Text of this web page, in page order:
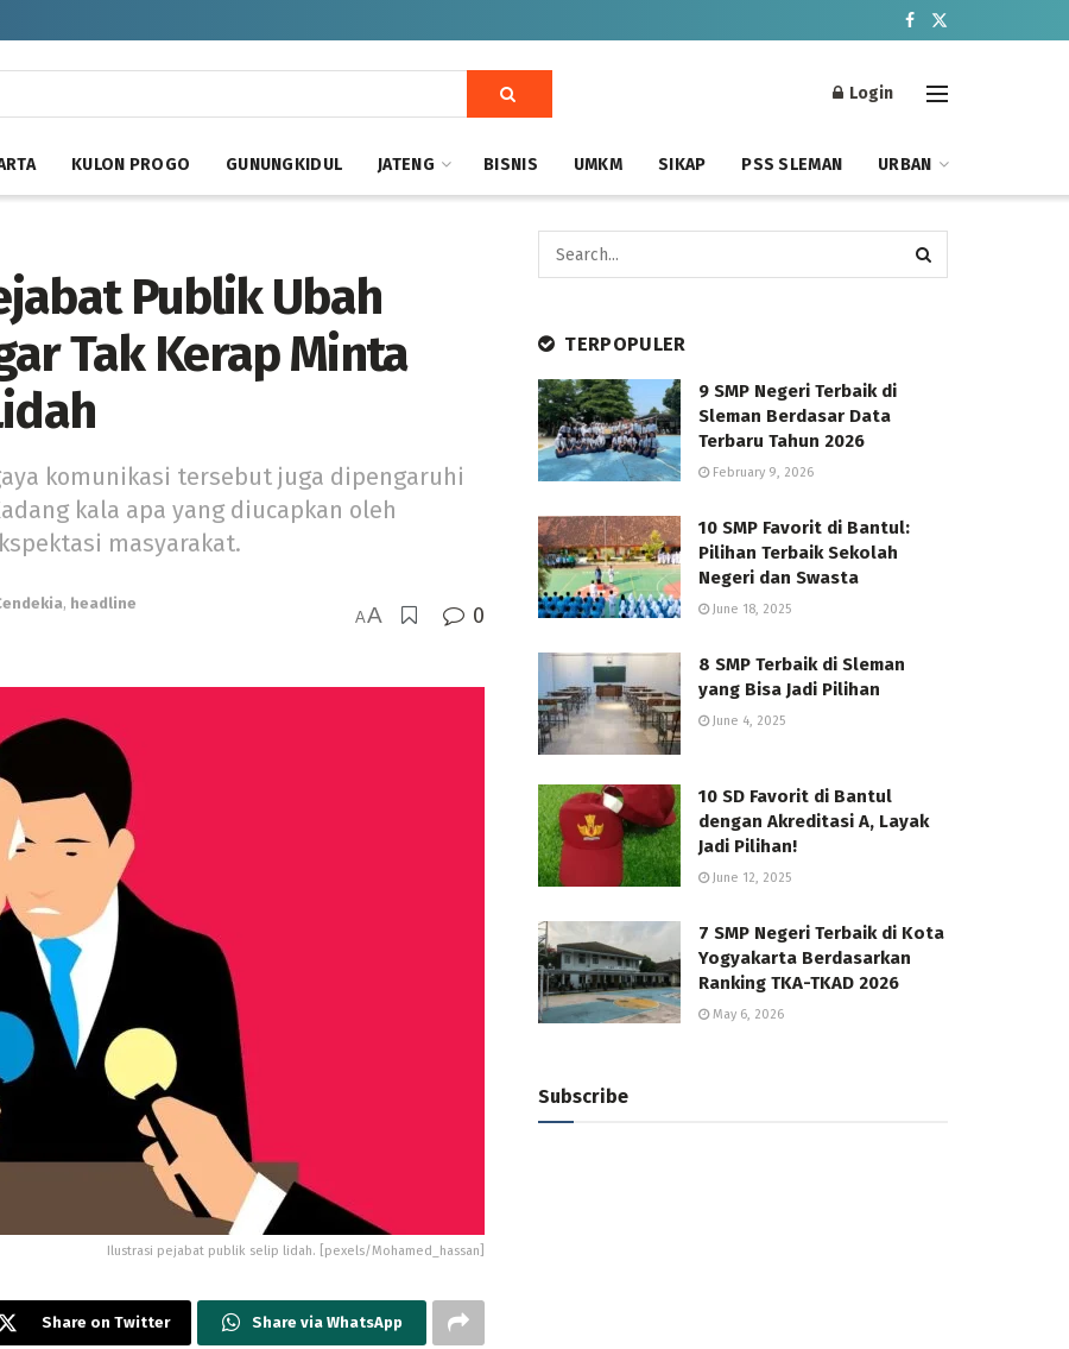
Login
KULON PROGO GUNUNGKIDUL JATENG BISNIS UMKM SIKAP PSS SLEMAN URBAN
Publik Ubah
Tak Kerap Minta
komunikasi tersebut juga dipengaruhi
kala apa yang diucapkan oleh
masyarakat.
, headline
AA 0
Ilustrasi pejabat publik selip lidah. [pexels/Mohamed_hassan]
Share on Twitter Share via WhatsApp
TERPOPULER
9 SMP Negeri Terbaik di
Sleman Berdasar Data
Terbaru Tahun 2026
February 9, 2026
10 SMP Favorit di Bantul:
Pilihan Terbaik Sekolah
Negeri dan Swasta
June 18, 2025
8 SMP Terbaik di Sleman
yang Bisa Jadi Pilihan
June 4, 2025
10 SD Favorit di Bantul
dengan Akreditasi A, Layak
Jadi Pilihan!
June 12, 2025
7 SMP Negeri Terbaik di Kota
Yogyakarta Berdasarkan
Ranking TKA-TKAD 2026
May 6, 2026
Subscribe